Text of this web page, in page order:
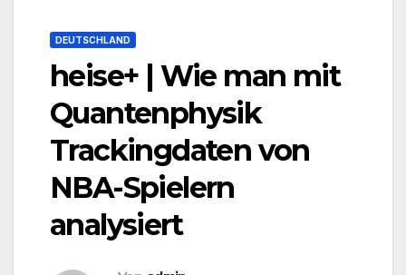
DEUTSCHLAND
heise+ | Wie man mit
Quantenphysik
Trackingdaten von
NBA-Spielern
analysiert